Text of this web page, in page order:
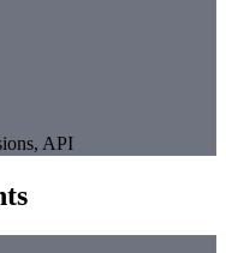
API